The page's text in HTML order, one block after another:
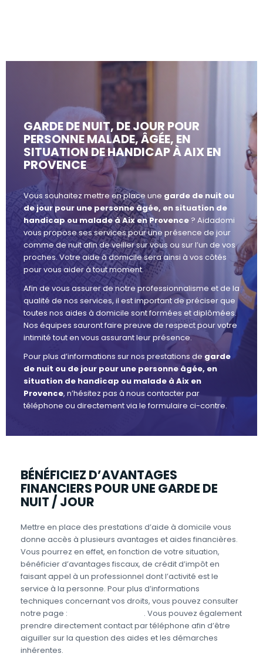
GARDE DE NUIT, DE JOUR POUR
PERSONNE MALADE, ÂGÉE, EN
SITUATION DE HANDICAP À AIX EN
PROVENCE
Vous souhaitez mettre en place une garde de nuit ou
de jour pour une personne âgée, en situation de
handicap ou malade à Aix en Provence ? Aidadomi
vous propose ses services pour une présence de jour
comme de nuit afin de veiller sur vous ou sur l’un de vos
proches. Votre aide à domicile sera ainsi à vos côtés
pour vous aider à tout moment.
Afin de vous assurer de notre professionnalisme et de la
qualité de nos services, il est important de préciser que
toutes nos aides à domicile sont formées et diplômées.
Nos équipes sauront faire preuve de respect pour votre
intimité tout en vous assurant leur présence.
Pour plus d’informations sur nos prestations de garde
de nuit ou de jour pour une personne âgée, en
situation de handicap ou malade à Aix en
Provence, n’hésitez pas à nous contacter par
téléphone ou directement via le formulaire ci-contre.
BÉNÉFICIEZ D’AVANTAGES
FINANCIERS POUR UNE GARDE DE
NUIT / JOUR
Mettre en place des prestations d’aide à domicile vous
donne accès à plusieurs avantages et aides financières.
Vous pourrez en effet, en fonction de votre situation,
bénéficier d’avantages fiscaux, de crédit d’impôt en
faisant appel à un professionnel dont l’activité est le
service à la personne. Pour plus d’informations
techniques concernant vos droits, vous pouvez consulter
notre page :
. Vous pouvez également
prendre directement contact par téléphone afin d’être
aiguiller sur la question des aides et les démarches
inhérentes.